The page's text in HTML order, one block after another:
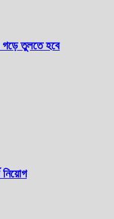
গড়ে তুলতে হবে
নিয়োগ